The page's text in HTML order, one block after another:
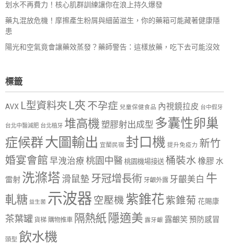
划水不再費力！核心肌群訓練讓你在浪上持久爆發
藥丸混放危機！摩擦產生粉屑與細菌滋生，你的藥箱可能藏著健康隱
患
陽光和空氣竟會讓藥效蒸發？藥師警告：這樣放藥，吃下去可能沒效
標籤
AVX L型資料夾 L夾 不孕症 兒童保健食品 內視鏡拉皮 台中假牙
台北中醫減肥 台北植牙 堆高機塑膠射出成型 多囊性卵巢
症候群大圖輸出 宜蘭民宿 封口機 提升免疫力 新竹
婚宴會館 早洩治療 桃園中醫 桃園機場接送 桶裝水 橡膠 水
雷射 洗滌塔 滑鼠墊 牙冠增長術 牙齦外露 牙齦美白 牛
軋糖 益生菌 示波器 空壓機 紫錐花紫錐菊 花賜康
茶葉罐 貨梯 購物推車 隔熱紙 隱適美 露牙齦 露齦笑預防感冒
頭型 飲水機